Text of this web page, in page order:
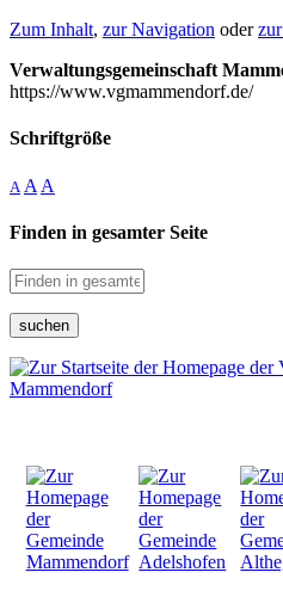
Zum Inhalt, zur Navigation oder
Verwaltungsgemeinschaft
https://www.vgmammendorf.de/
Schriftgröße
A A A
Finden in gesamter Seite
suchen